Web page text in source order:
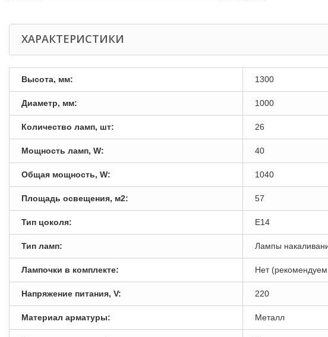
ХАРАКТЕРИСТИКИ
Высота, мм: 1300
Диаметр, мм: 1000
Количество ламп, шт: 26
Мощность ламп, W: 40
Общая мощность, W: 1040
Площадь освещения, м2: 57
Тип цоколя: E14
Тип ламп: Лампы
Лампочки в комплекте: Нет
Напряжение питания, V: 220
Материал арматуры: Металл